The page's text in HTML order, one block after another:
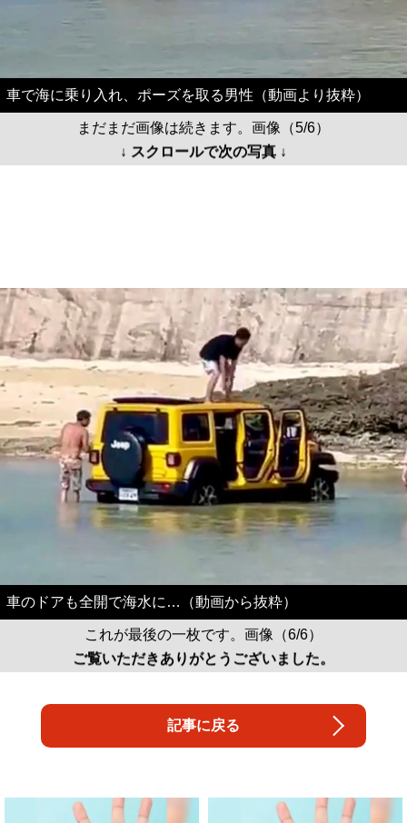
車で海に乗り入れ、ポーズを取る男性（動画より抜粋）
まだまだ画像は続きます。画像（5/6）
↓ スクロールで次の写真 ↓
車のドアも全開で海水に…（動画から抜粋）
これが最後の一枚です。画像（6/6）
ご覧いただきありがとうございました。
記事に戻る